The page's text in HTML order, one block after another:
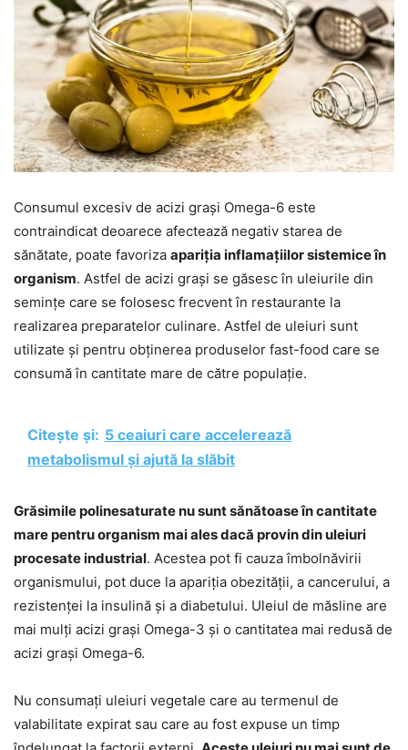
Consumul excesiv de acizi grași Omega-6 este
contraindicat deoarece afectează negativ starea de
sănătate, poate favoriza apariția inflamațiilor sistemice în
organism. Astfel de acizi grași se găsesc în uleiurile din
semințe care se folosesc frecvent în restaurante la
realizarea preparatelor culinare. Astfel de uleiuri sunt
utilizate și pentru obținerea produselor fast-food care se
consumă în cantitate mare de către populație.
Citește și: 5 ceaiuri care accelerează
metabolismul și ajută la slăbit
Grăsimile polinesaturate nu sunt sănătoase în cantitate
mare pentru organism mai ales dacă provin din uleiuri
procesate industrial. Acestea pot fi cauza îmbolnăvirii
organismului, pot duce la apariția obezității, a cancerului, a
rezistenței la insulină și a diabetului. Uleiul de măsline are
mai mulți acizi grași Omega-3 și o cantitatea mai redusă de
acizi grași Omega-6.
Nu consumați uleiuri vegetale care au termenul de
valabilitate expirat sau care au fost expuse un timp